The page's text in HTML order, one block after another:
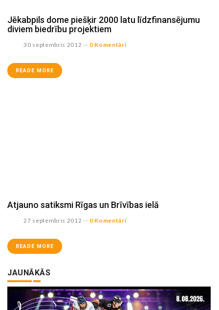
Jēkabpils dome piešķir 2000 latu līdzfinansējumu
diviem biedrību projektiem
30 septembris 2012 -- 0 Komentāri
READE MORE
Atjauno satiksmi Rīgas un Brīvības ielā
27 septembris 2012 -- 0 Komentāri
READE MORE
JAUNĀKĀS